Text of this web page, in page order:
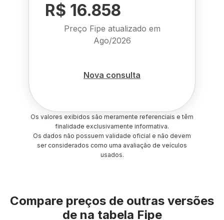
R$ 16.858
Preço Fipe atualizado em
Ago/2026
Nova consulta
Os valores exibidos são meramente referenciais e têm
finalidade exclusivamente informativa.
Os dados não possuem validade oficial e não devem
ser considerados como uma avaliação de veículos
usados.
Compare preços de outras versões
de na tabela Fipe